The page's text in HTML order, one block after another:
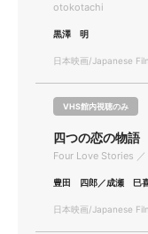
otokotachi
黒澤 明
日本映画/Japanese
VHS館内視聴のみ
四つの恋の物語
Four Love Stories
豊田 四郎／成瀬 巳
日本映画/Japanese